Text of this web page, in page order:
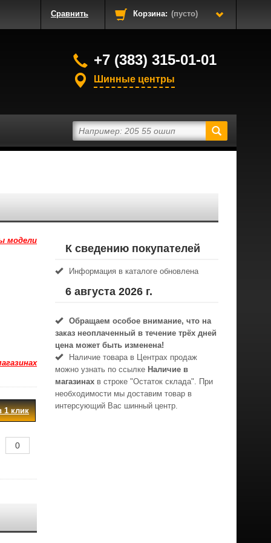
Сравнить Корзина: (пусто)
+7 (383) 315-01-01
Шинные центры
модели
1 клик
К сведению покупателей
Информация в каталоге обновлена
6 августа 2026 г.
Обращаем особое внимание, что на
заказ неоплаченный в течениe трёх дней
цена может быть изменена!
Наличие товара в Центрах продаж
можно узнать по ссылке Наличие в
магазинах в строке "Остаток склада". При
необходимости мы доставим товар в
интерсующий Вас шинный центр.